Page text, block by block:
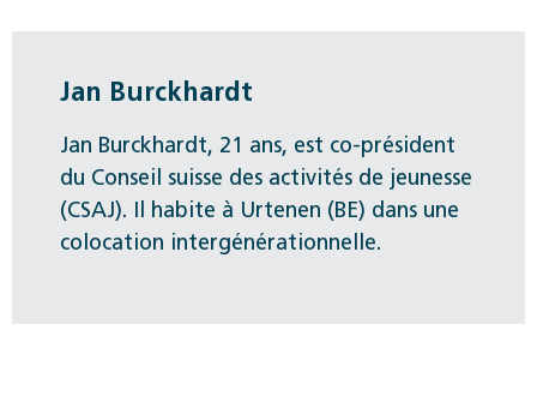
Jan Burckhardt
Jan Burckhardt, 21 ans, est co-président
du Conseil suisse des activités de jeunesse
(CSAJ). Il habite à Urtenen (BE) dans une
colocation intergénérationnelle.